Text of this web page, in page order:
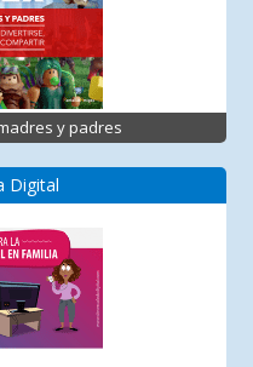
y padres
Digital